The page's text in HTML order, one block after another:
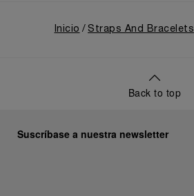
Inicio Straps And Bracelets
Back to top
Suscríbase a nuestra newsletter